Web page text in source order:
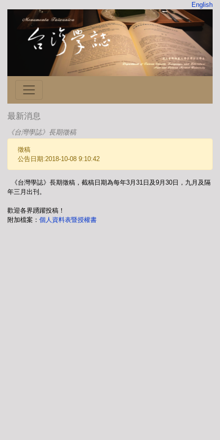
English
最新消息
《台灣學誌》長期徵稿
徵稿
公告日期:2018-10-08 9:10:42
《台灣學誌》長期徵稿，截稿日期為每年3月31日及9月30日，九月及隔
年三月出刊。
歡迎各界踴躍投稿！
附加檔案： 個人資料表暨授權書